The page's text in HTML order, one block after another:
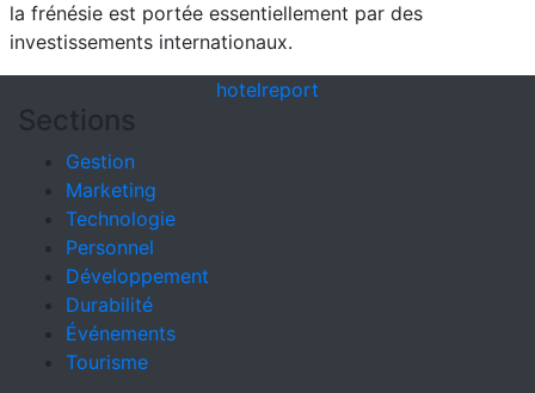
la frénésie est portée essentiellement par des
investissements internationaux.
hotelreport
Sections
Gestion
Marketing
Technologie
Personnel
Développement
Durabilité
Événements
Tourisme